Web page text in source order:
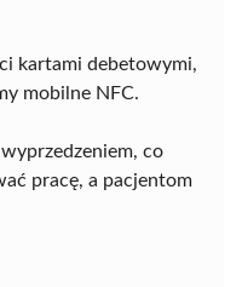
kartami debetowymi,
mobilne NFC.
co
pracę, a pacjentom